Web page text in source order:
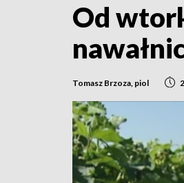
Od
Tomasz Brzoza, piol